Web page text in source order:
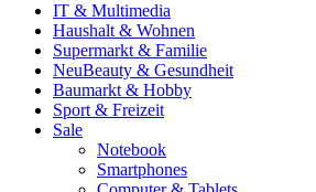
IT & Multimedia
Haushalt & Wohnen
Supermarkt & Familie
NeuBeauty & Gesundheit
Baumarkt & Hobby
Sport & Freizeit
Sale
Notebook
Smartphones